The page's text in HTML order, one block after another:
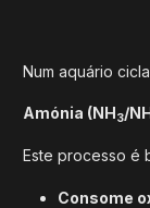
Num aquário
Amónia (NH3/
Este processo é
Consome